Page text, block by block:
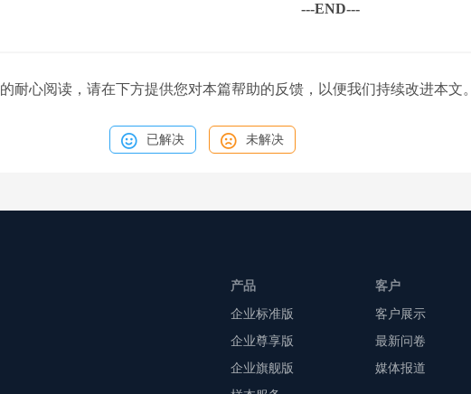
---END---
耐心阅读，请在下方提供您对本篇帮助的反馈，以便我们持续改进本文。
已解决 未解决
产品
企业标准版
企业尊享版
企业旗舰版
客户
客户展示
最新问卷
媒体报道